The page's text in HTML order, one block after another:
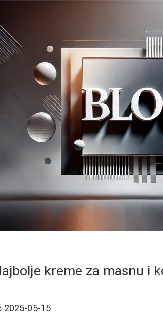
kreme za masnu i
2025-05-15